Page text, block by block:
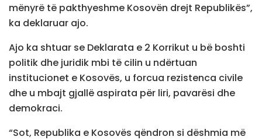
mënyrë të pakthyeshme Kosovën drejt Republikës”,
ka deklaruar ajo.
Ajo ka shtuar se Deklarata e 2 Korrikut u bë boshti
politik dhe juridik mbi të cilin u ndërtuan
institucionet e Kosovës, u forcua rezistenca civile
dhe u mbajt gjallë aspirata për liri, pavarësi dhe
demokraci.
“Sot, Republika e Kosovës qëndron si dëshmia më